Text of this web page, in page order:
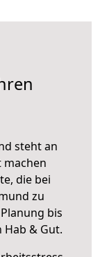
steht an
machen
die bei
zu
bis
& Gut.